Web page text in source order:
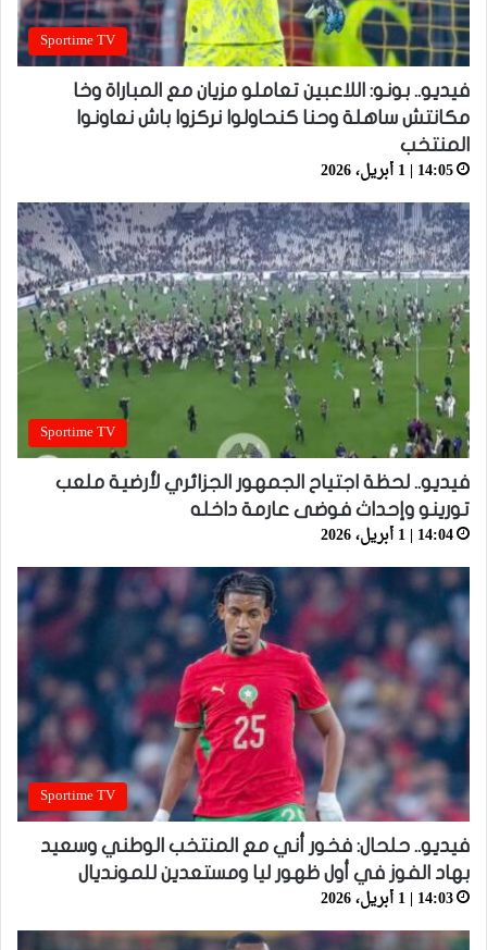
Sportime TV
فيديو.. بونو: اللاعبين تعاملو مزيان مع المباراة وخا
مكانتش ساهلة وحنا كنحاولوا نركزوا باش نعاونوا
المنتخب
14:05 | 1 أبريل، 2026
Sportime TV
فيديو.. لحظة اجتياح الجمهور الجزائري لأرضية ملعب
تورينو وإحداث فوضى عارمة داخله
14:04 | 1 أبريل، 2026
Sportime TV
فيديو.. حلحال: فخور أني مع المنتخب الوطني وسعيد
بهاد الفوز في أول ظهور ليا ومستعدين للمونديال
14:03 | 1 أبريل، 2026